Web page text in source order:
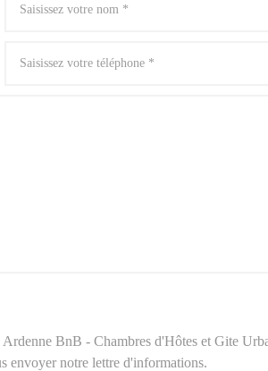
BnB - Chambres d'Hôtes et Gite
envoyer notre lettre d'informations.